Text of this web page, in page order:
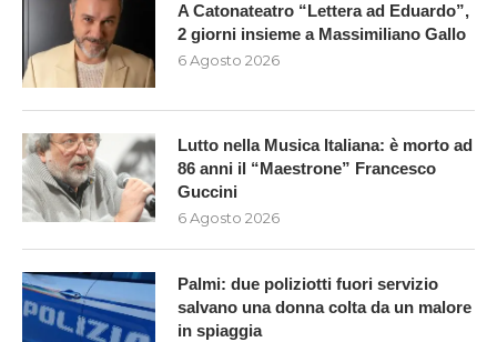
A Catonateatro “Lettera ad Eduardo”,
2 giorni insieme a Massimiliano Gallo
6 Agosto 2026
Lutto nella Musica Italiana: è morto ad
86 anni il “Maestrone” Francesco
Guccini
6 Agosto 2026
Palmi: due poliziotti fuori servizio
salvano una donna colta da un malore
in spiaggia